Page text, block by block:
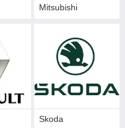
Mitsubishi
Skoda